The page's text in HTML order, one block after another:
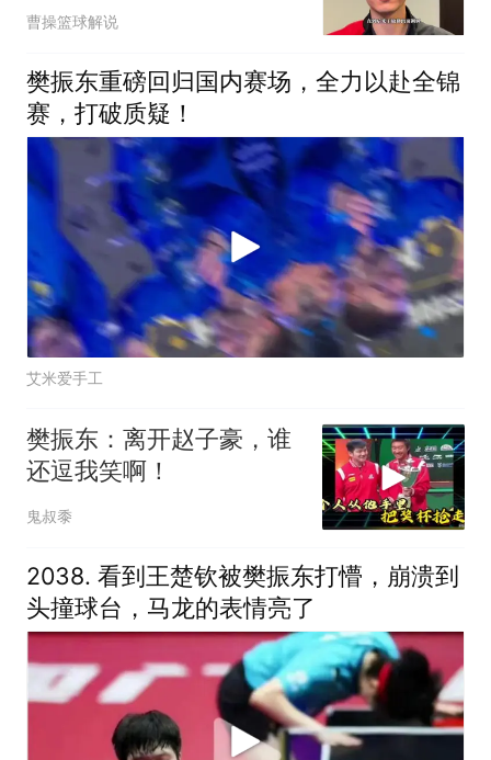
曹操篮球解说
樊振东重磅回归国内赛场，全力以赴全锦
赛，打破质疑！
艾米爱手工
樊振东：离开赵子豪，谁
还逗我笑啊！
鬼叔黍
2038. 看到王楚钦被樊振东打懵，崩溃到
头撞球台，马龙的表情亮了